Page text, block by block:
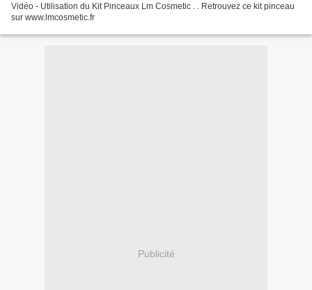
Vidéo - Utilisation du Kit Pinceaux Lm Cosmetic . . Retrouvez ce kit pinceau
sur www.lmcosmetic.fr
Publicité